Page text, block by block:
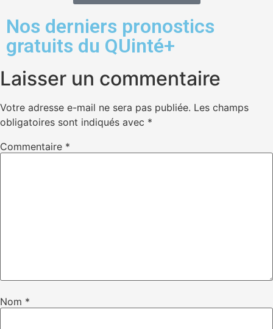
Nos derniers pronostics
gratuits du QUinté+
Laisser un commentaire
Votre adresse e-mail ne sera pas publiée. Les champs
obligatoires sont indiqués avec *
Commentaire *
Nom *